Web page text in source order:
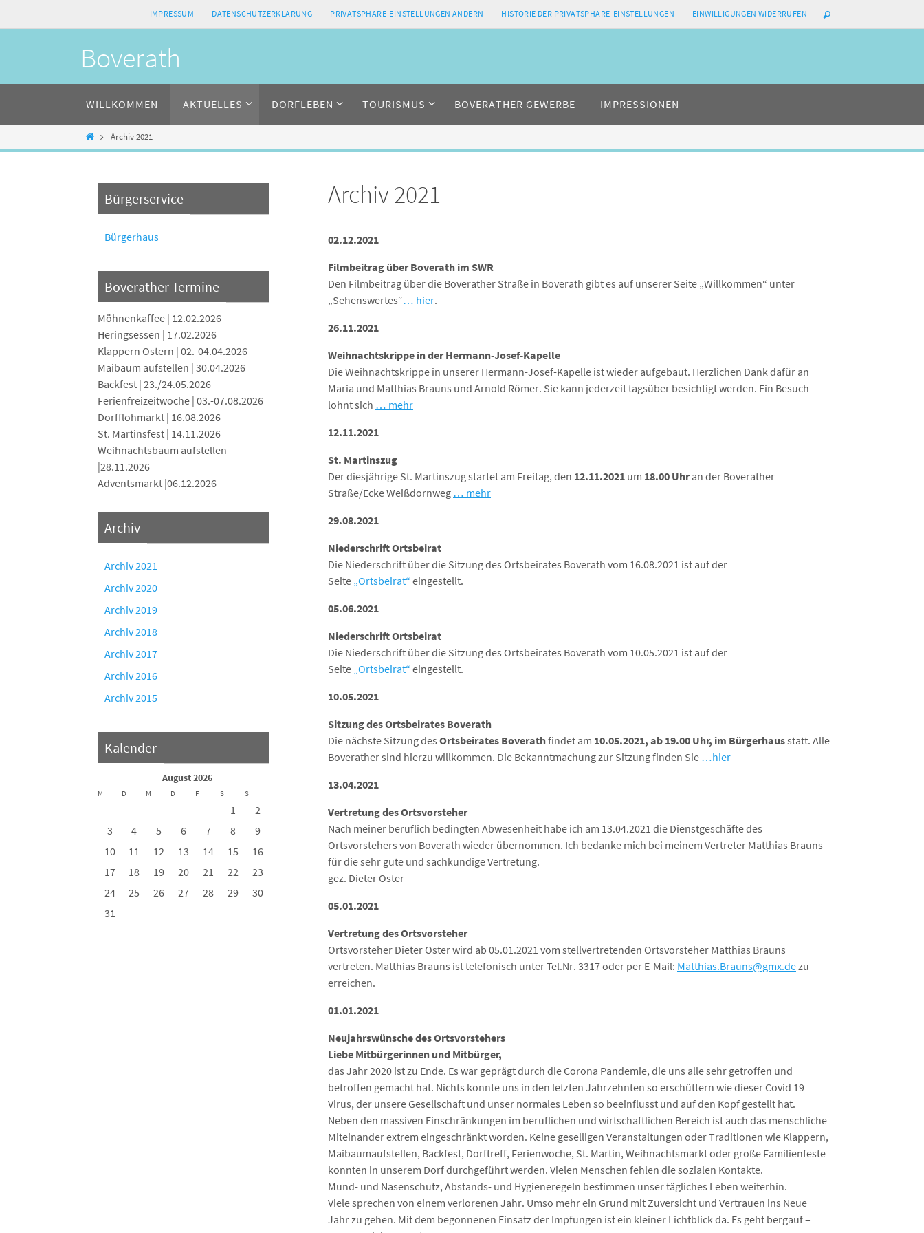
IMPRESSUM DATENSCHUTZERKLÄRUNG PRIVATSPHÄRE-EINSTELLUNGEN ÄNDERN HISTORIE DER PRIVATSPHÄRE-EINSTELLUNGEN EINWILLIGUNGEN WIDERRUFEN
Boverath
WILLKOMMEN AKTUELLES DORFLEBEN TOURISMUS BOVERATHER GEWERBE IMPRESSIONEN
HomeArchiv 2021
Archiv 2021
02.12.2021
Filmbeitrag über Boverath im SWR
Den Filmbeitrag über die Boverather Straße in Boverath gibt es auf unserer Seite „Willkommen“ unter
„Sehenswertes“… hier.
26.11.2021
Weihnachtskrippe in der Hermann-Josef-Kapelle
Die Weihnachtskrippe in unserer Hermann-Josef-Kapelle ist wieder aufgebaut. Herzlichen Dank dafür an
Maria und Matthias Brauns und Arnold Römer. Sie kann jederzeit tagsüber besichtigt werden. Ein Besuch
lohnt sich … mehr
12.11.2021
St. Martinszug
Der diesjährige St. Martinszug startet am Freitag, den 12.11.2021 um 18.00 Uhran der Boverather
Straße/Ecke Weißdornweg … mehr
29.08.2021
Niederschrift Ortsbeirat
Die Niederschrift über die Sitzung des Ortsbeirates Boverath vom 16.08.2021 ist auf der
Seite „Ortsbeirat“ eingestellt.
05.06.2021
Niederschrift Ortsbeirat
Die Niederschrift über die Sitzung des Ortsbeirates Boverath vom 10.05.2021 ist auf der
Seite „Ortsbeirat“ eingestellt.
10.05.2021
Sitzung des Ortsbeirates Boverath
Die nächste Sitzung des Ortsbeirates Boverathfindet am 10.05.2021, ab 19.00 Uhr, im Bürgerhausstatt. Alle
Boverather sind hierzu willkommen. Die Bekanntmachung zur Sitzung finden Sie …hier
13.04.2021
Vertretung des Ortsvorsteher
Nach meiner beruflich bedingten Abwesenheit habe ich am 13.04.2021 die Dienstgeschäfte des
Ortsvorstehers von Boverath wieder übernommen. Ich bedanke mich bei meinem Vertreter Matthias Brauns
für die sehr gute und sachkundige Vertretung.
gez. Dieter Oster
05.01.2021
Vertretung des Ortsvorsteher
Ortsvorsteher Dieter Oster wird ab 05.01.2021 vom stellvertretenden Ortsvorsteher Matthias Brauns
vertreten. Matthias Brauns ist telefonisch unter Tel.Nr. 3317 oder per E-Mail: Matthias.Brauns@gmx.dezu
erreichen.
01.01.2021
Neujahrswünsche des Ortsvorstehers
Liebe Mitbürgerinnen und Mitbürger,
das Jahr 2020 ist zu Ende. Es war geprägt durch die Corona Pandemie, die uns alle sehr getroffen und
betroffen gemacht hat. Nichts konnte uns in den letzten Jahrzehnten so erschüttern wie dieser Covid 19
Virus, der unsere Gesellschaft und unser normales Leben so beeinflusst und auf den Kopf gestellt hat.
Neben den massiven Einschränkungen im beruflichen und wirtschaftlichen Bereich ist auch das menschliche
Miteinander extrem eingeschränkt worden. Keine geselligen Veranstaltungen oder Traditionen wie Klappern,
Maibaumaufstellen, Backfest, Dorftreff, Ferienwoche, St. Martin, Weihnachtsmarkt oder große Familienfeste
konnten in unserem Dorf durchgeführt werden. Vielen Menschen fehlen die sozialen Kontakte.
Mund- und Nasenschutz, Abstands- und Hygieneregeln bestimmen unser tägliches Leben weiterhin.
Viele sprechen von einem verlorenen Jahr. Umso mehr ein Grund mit Zuversicht und Vertrauen ins Neue
Jahr zu gehen. Mit dem begonnenen Einsatz der Impfungen ist ein kleiner Lichtblick da. Es geht bergauf –
Bürgerservice
Bürgerhaus
Boverather Termine
Möhnenkaffee | 12.02.2026
Heringsessen | 17.02.2026
Klappern Ostern | 02.-04.04.2026
Maibaum aufstellen | 30.04.2026
Backfest | 23./24.05.2026
Ferienfreizeitwoche | 03.-07.08.2026
Dorfflohmarkt | 16.08.2026
St. Martinsfest | 14.11.2026
Weihnachtsbaum aufstellen
|28.11.2026
Adventsmarkt |06.12.2026
Archiv
Archiv 2021
Archiv 2020
Archiv 2019
Archiv 2018
Archiv 2017
Archiv 2016
Archiv 2015
Kalender
August 2026
M D M D F S S
1
2
3
4 5 6 7 8
9
10
11 12 13 14 15
16
17
18 19 20 21 22
23
24
25 26 27 28 29
30
31